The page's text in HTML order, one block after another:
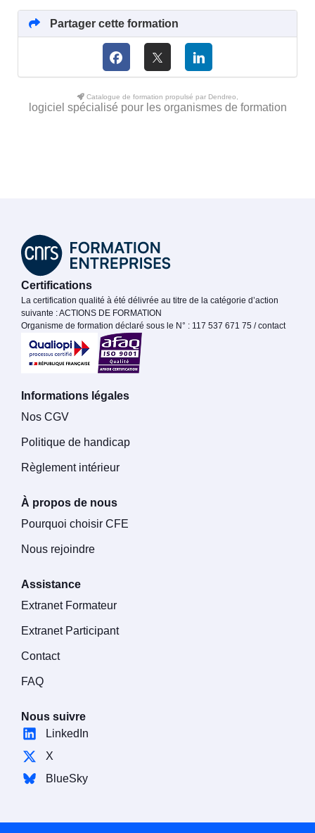
Partager cette formation
Catalogue de formation propulsé par Dendreo,
logiciel spécialisé pour les organismes de formation
Certifications
La certification qualité à été délivrée au titre de la catégorie d’action
suivante : ACTIONS DE FORMATION
Organisme de formation déclaré sous le N° : 117 537 671 75 / contact
Informations légales
Nos CGV
Politique de handicap
Règlement intérieur
À propos de nous
Pourquoi choisir CFE
Nous rejoindre
Assistance
Extranet Formateur
Extranet Participant
Contact
FAQ
Nous suivre
LinkedIn
X
BlueSky